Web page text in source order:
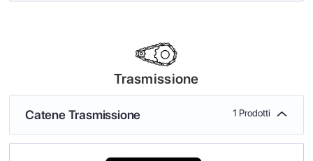
Trasmissione
Catene Trasmissione 1 Prodotti